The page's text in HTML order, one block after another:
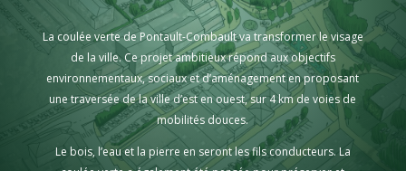
La coulée verte de Pontault-Combault va transformer le visage
de la ville. Ce projet ambitieux répond aux objectifs
environnementaux, sociaux et d’aménagement en proposant
une traversée de la ville d’est en ouest, sur 4 km de voies de
mobilités douces.
Le bois, l’eau et la pierre en seront les fils conducteurs. La